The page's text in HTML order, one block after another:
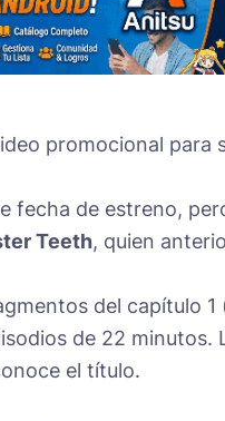
promocional para
fecha de estreno,
Teeth, quien
del capítulo
de 22
el título.